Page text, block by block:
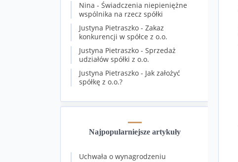
Nina - Świadczenia niepieniężne
wspólnika na rzecz spółki
Justyna Pietraszko - Zakaz
konkurencji w spółce z o.o.
Justyna Pietraszko - Sprzedaż
udziałów spółki z o.o.
Justyna Pietraszko - Jak założyć
spółkę z o.o.?
Najpopularniejsze artykuły
Uchwała o wynagrodzeniu